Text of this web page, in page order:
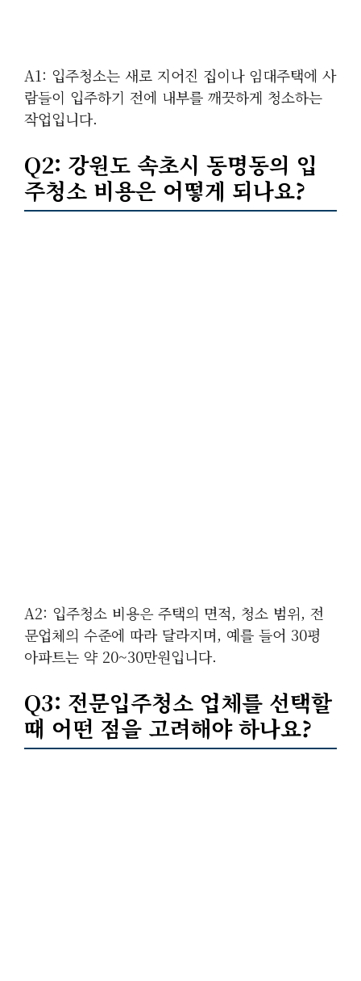
A1: 입주청소는 새로 지어진 집이나 임대주택에 사
람들이 입주하기 전에 내부를 깨끗하게 청소하는
작업입니다.
Q2: 강원도 속초시 동명동의 입
주청소 비용은 어떻게 되나요?
A2: 입주청소 비용은 주택의 면적, 청소 범위, 전
문업체의 수준에 따라 달라지며, 예를 들어 30평
아파트는 약 20~30만원입니다.
Q3: 전문입주청소 업체를 선택할
때 어떤 점을 고려해야 하나요?